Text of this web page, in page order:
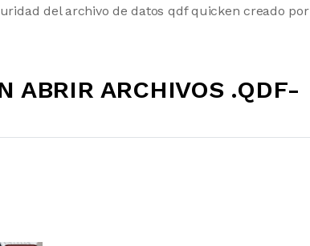
del archivo de datos qdf quicken creado por
ABRIR ARCHIVOS .QDF-